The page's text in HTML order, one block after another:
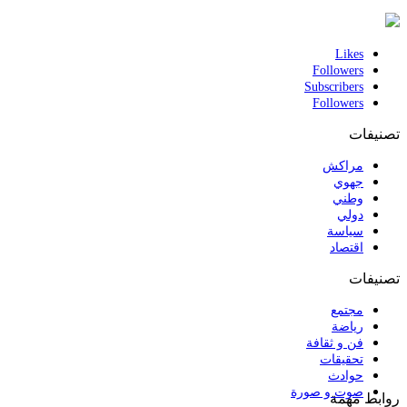
Likes
Followers
Subscribers
Followers
تصنيفات
مراكش
جهوي
وطني
دولي
سياسة
اقتصاد
تصنيفات
مجتمع
رياضة
فن و ثقافة
تحقيقات
حوادث
صوت و صورةروابط مهمة